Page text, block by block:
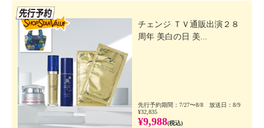
チェンジ ＴＶ通販出演２８
周年 美白の日 美...
先行予約期間：7/27〜8/8 放送日：8/9
¥32,835
¥9,988(税込)